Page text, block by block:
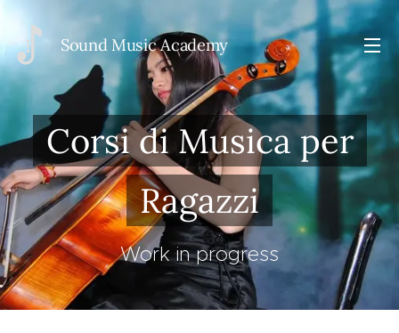
Sound Music Academy
Corsi di Musica per
Ragazzi
Work in progress